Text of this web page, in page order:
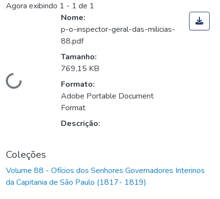
Agora exibindo 1 - 1 de 1
Carregando...
Nome:
p-o-inspector-geral-das-milicias-
88.pdf
Tamanho:
769,15 KB
Formato:
Adobe Portable Document
Format
Descrição:
Coleções
Volume 88 - Ofícios dos Senhores Governadores Interinos
da Capitania de São Paulo (1817- 1819)